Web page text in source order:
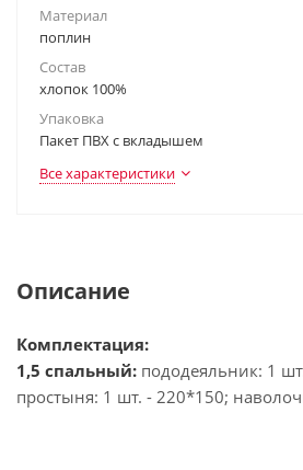
Материал
поплин
Состав
хлопок 100%
Упаковка
Пакет ПВХ с вкладышем
Все характеристики
Описание
Комплектация:
1,5 спальный: пододеяльник: 1
простыня: 1 шт. - 220*150;